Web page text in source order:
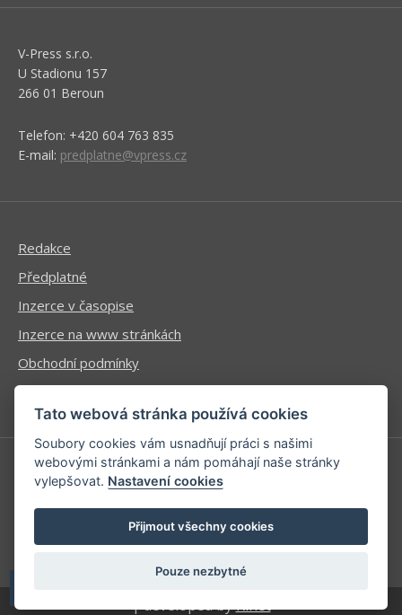
V-Press s.r.o.
U Stadionu 157
266 01 Beroun
Telefon: +420 604 763 835
E-mail: predplatne@vpress.cz
Redakce
Předplatné
Inzerce v časopise
Inzerce na www stránkách
Obchodní podmínky
Ochrana osobních údajů
Příhlášení | Registrace
Kontaktní informace
Mapa stránek
| developed byKinet
Tato webová stránka používá cookies
Soubory cookies vám usnadňují práci s našimi
webovými stránkami a nám pomáhají naše stránky
vylepšovat. Nastavení cookies
Přijmout všechny cookies
Pouze nezbytné